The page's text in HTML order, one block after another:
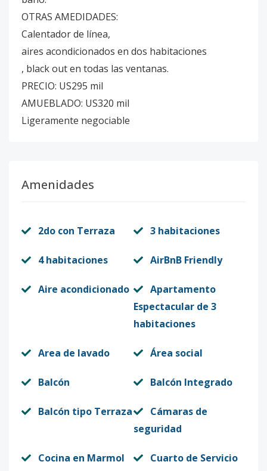
OTRAS AMEDIDADES:
Calentador de línea,
aires acondicionados en dos habitaciones
, black out en todas las ventanas.
PRECIO: US295 mil
AMUEBLADO: US320 mil
Ligeramente negociable
Amenidades
2do con Terraza 3 habitaciones
4 habitaciones AirBnB Friendly
Aire acondicionado
Apartamento
Espectacular de 3
habitaciones
Area de lavado Área social
Balcón Balcón Integrado
Balcón tipo Terraza
Cámaras de
seguridad
Cocina en Marmol Cuarto de Servicio